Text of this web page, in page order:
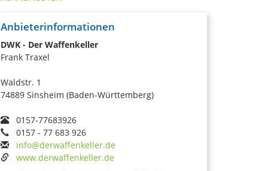
Anbieterinformationen
DWK - Der Waffenkeller
Frank Traxel
Waldstr. 1
74889 Sinsheim (Baden-Württemberg)
0157-77683926
0157 - 77 683 926
info@derwaffenkeller.de
www.derwaffenkeller.de